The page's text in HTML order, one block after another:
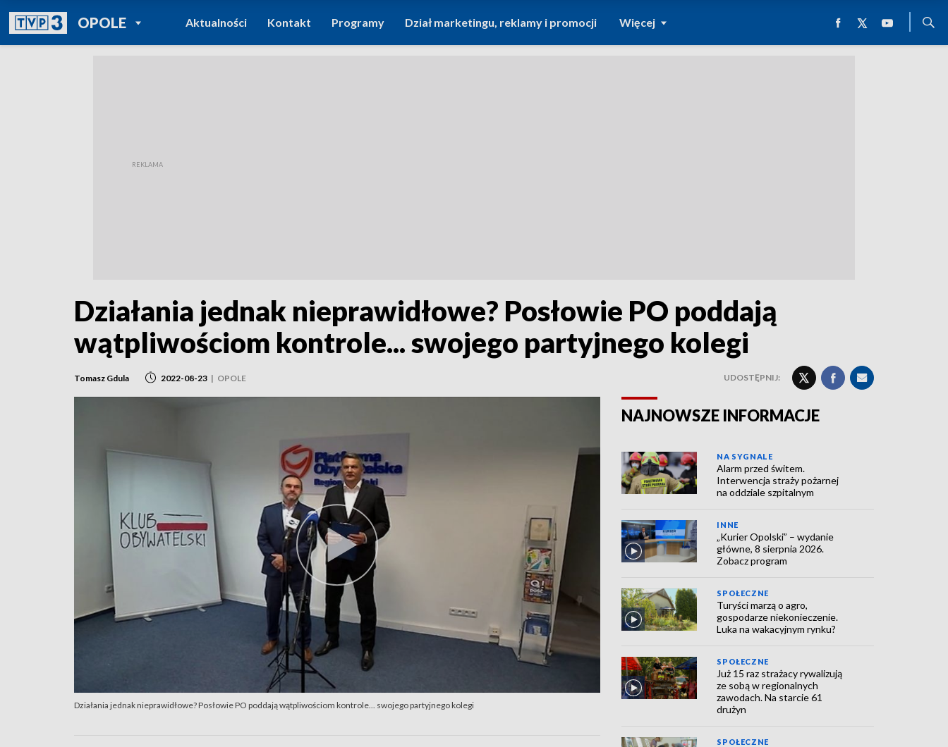
OPOLEPOWRÓT DO
TVP REGIONY
Aktualności Kontakt Programy Dział marketingu, reklamy i promocji Więcej
Działania jednak nieprawidłowe? Posłowie PO poddają
wątpliwościom kontrole... swojego partyjnego kolegi
Tomasz Gdula 2022-08-23 | OPOLE UDOSTĘPNIJ:
Działania jednak nieprawidłowe? Posłowie PO poddają wątpliwościom kontrole... swojego partyjnego kolegi
NAJNOWSZE INFORMACJE
NA SYGNALE
Alarm przed świtem.
Interwencja straży pożarnej
na oddziale szpitalnym
INNE
„Kurier Opolski” – wydanie
główne, 8 sierpnia 2026.
Zobacz program
SPOŁECZNE
Turyści marzą o agro,
gospodarze niekonieczenie.
Luka na wakacyjnym rynku?
SPOŁECZNE
Już 15 raz strażacy rywalizują
ze sobą w regionalnych
zawodach. Na starcie 61
drużyn
SPOŁECZNE